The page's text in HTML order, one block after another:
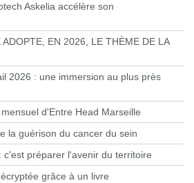
Askelia accélère son
EN 2026, LE THÈME DE LA
2026 : une immersion au plus près
d'Entre Head Marseille
la guérison du cancer du sein
c'est préparer l'avenir du territoire
grâce à un livre